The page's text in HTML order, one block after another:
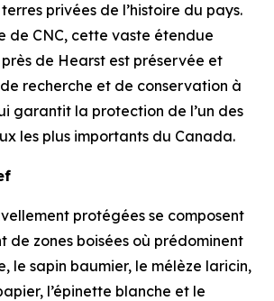
privées de l’histoire du pays.
de CNC, cette vaste étendue
de Hearst est préservée et
recherche et de conservation à
garantit la protection de l’un des
les plus importants du Canada.
protégées se composent
de zones boisées où prédominent
le sapin baumier, le mélèze laricin,
l’épinette blanche et le